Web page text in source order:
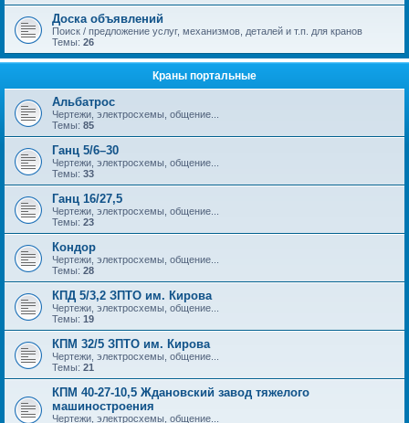
Доска объявлений
Поиск / предложение услуг, механизмов, деталей и т.п. для кранов
Темы: 26
Краны портальные
Альбатрос
Чертежи, электросхемы, общение...
Темы: 85
Ганц 5/6–30
Чертежи, электросхемы, общение...
Темы: 33
Ганц 16/27,5
Чертежи, электросхемы, общение...
Темы: 23
Кондор
Чертежи, электросхемы, общение...
Темы: 28
КПД 5/3,2 ЗПТО им. Кирова
Чертежи, электросхемы, общение...
Темы: 19
КПМ 32/5 ЗПТО им. Кирова
Чертежи, электросхемы, общение...
Темы: 21
КПМ 40-27-10,5 Ждановский завод тяжелого
машиностроения
Чертежи, электросхемы, общение...